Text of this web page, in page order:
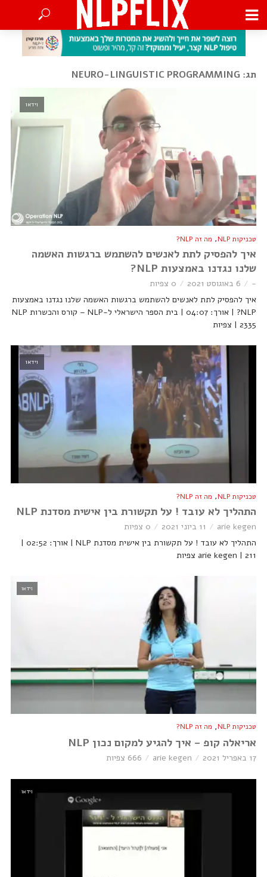
תג: NEURO-LINGUISTIC PROGRAMMING
וידאו
טכניקות NLP , מה זה NLP?
איך להפסיק לתת לאנשים להשתמש ברגשות האשמה
שלנו נגדנו באמצעות NLP?
- 6 באוגוסט 2021
0 צפיות
איך להפסיק לתת לאנשים להשתמש ברגשות האשמה שלנו נגדנו באמצעות
NLP? | אורך: 04:07 | בית הספר הישראלי ל-NLP – קורס והכשרות NLP
| 2335 צפיות
וידאו
טכניקות NLP , מה זה NLP?
התהליך לא עובד ! על תקשורת בין אישית מסדנת NLP
arie kegen 11 ביוני 2021
0 צפיות
התהליך לא עובד ! על תקשורת בין אישית מסדנת NLP | אורך: 02:52 |
arie kegen | 211 צפיות
וידאו
טכניקות NLP , מה זה NLP?
אריאלה קופ – איך להגיע למקום נכון NLP
17 באפריל 2021 arie kegen 666 צפיות
וידאו